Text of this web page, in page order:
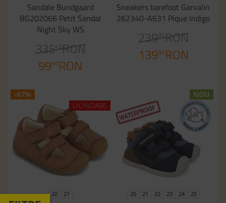
Sandale Bundgaard
BG202066 Petit Sandal
Night Sky WS
335 45
RON
9990RON
Sneakers barefoot Garvalin
262340-A631 Pique Indigo
239 90RON
13990RON
-67%
LICHIDARE
20 21
NOU
20 21 22 23 24 25